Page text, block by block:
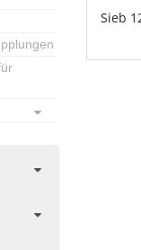
Sieb